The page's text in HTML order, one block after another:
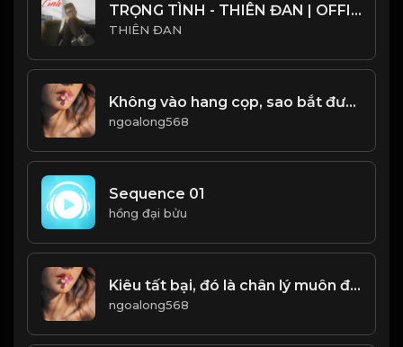
TRỌNG TÌNH - THIÊN ĐAN | OFFICIAL LIRICS VIDEO
THIÊN ĐAN
Không vào hang cọp, sao bắt được cọp con! Đạo
ngoalong568
Sequence 01
hồng đại bửu
Kiêu tất bại, đó là chân lý muôn đời! & Đạo
ngoalong568